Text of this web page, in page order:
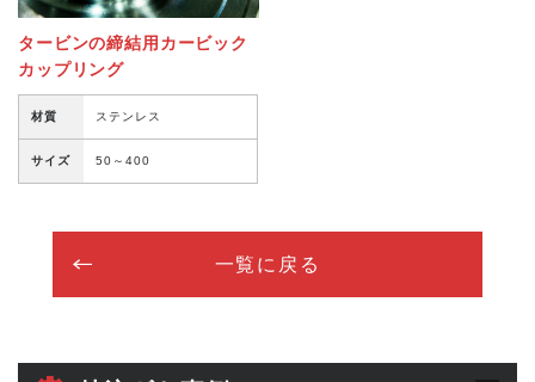
タービンの締結用カービック
カップリング
材質 ステンレス
サイズ 50～400
一覧に戻る